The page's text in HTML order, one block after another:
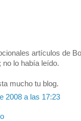
artículos de
no lo había leído.
mucho tu blog.
2008 a las 17:23